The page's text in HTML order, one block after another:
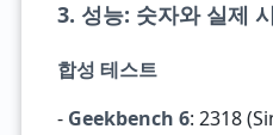
3. 성능: 숫자와 실제
합성 테스트
- Geekbench 6: 2318